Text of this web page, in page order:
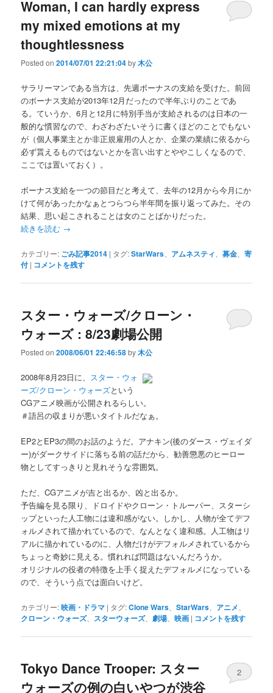
Woman, I can hardly express
my mixed emotions at my
thoughtlessness
Posted on2014/07/01 22:21:04by木公
サラリーマンである当方は、先週ボーナスの支給を受けた。前回
のボーナス支給が2013年12月だったので半年ぶりのことであ
る。ていうか、6月と12月に特別手当が支給されるのは日本の一
般的な慣習なので、わざわざたいそうに書くほどのことでもない
が（個人事業主とか非正規雇用の人とか、企業の業績に依るから
必ず貰えるものではないとかを言い出すとややこしくなるので、
ここでは置いておく）。
ボーナス支給を一つの節目だと考えて、去年の12月から今月にか
けて何があったかなぁとつらつら半年間を振り返ってみた。その
結果、思い起こされることは女のことばかりだった。
続きを読む →
カテゴリー: ごみ記事2014 | タグ:StarWars アムネスティ 、募金 、寄
付 | コメントを残す
スター・ウォーズ/クローン・
ウォーズ : 8/23劇場公開
Posted on2008/06/01 22:46:58by木公
2008年8月23日に、 スター・ウォ
ーズ/クローン・ウォーズという
CGアニメ映画が公開されるらしい。
＃語呂の収まりが悪いタイトルだなぁ。
EP2とEP3の間のお話のようだ。アナキン(後のダース・ヴェイダ
ー)がダークサイドに落ちる前の話だから、勧善懲悪のヒーロー
物としてすっきりと見れそうな雰囲気。
ただ、CGアニメが吉と出るか、凶と出るか。
予告編を見る限り、ドロイドやクローン・トルーパー、スターシ
ップといった人工物には違和感がない。しかし、人物が全てデフ
ォルメされて描かれているので、なんとなく違和感。人工物はリ
アルに描かれているのに、人物だけがデフォルメされているから
ちょっと奇妙に見える。慣れれば問題はないんだろうか。
オリジナルの役者の特徴を上手く捉えたデフォルメになっている
ので、そういう点では面白いけど。
カテゴリー:映画・ドラマ | タグ:Clone Wars 、StarWars アニメ
クローン・ウォーズ、 スターウォーズ、 劇場 、映画 | コメントを残す
Tokyo Dance Trooper: スター
ウォーズの例の白いやつが渋谷
2